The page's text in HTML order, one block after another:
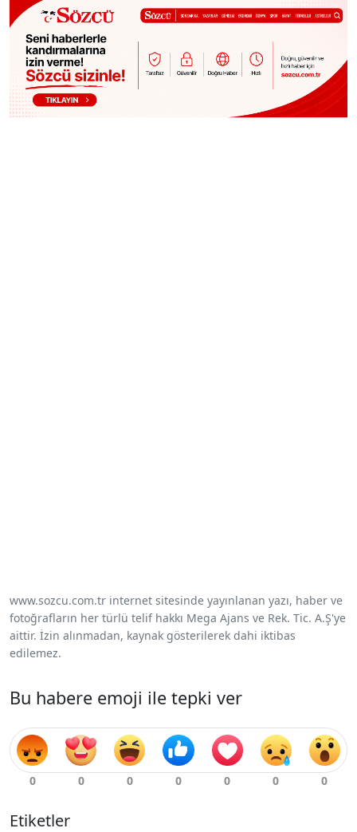
www.sozcu.com.tr internet sitesinde yayınlanan yazı, haber ve
fotoğrafların her türlü telif hakkı Mega Ajans ve Rek. Tic. A.Ş'ye
aittir. İzin alınmadan, kaynak gösterilerek dahi iktibas
edilemez.
Bu habere emoji ile tepki ver
Etiketler